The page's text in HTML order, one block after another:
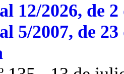
12/2026, de
5/2007, de